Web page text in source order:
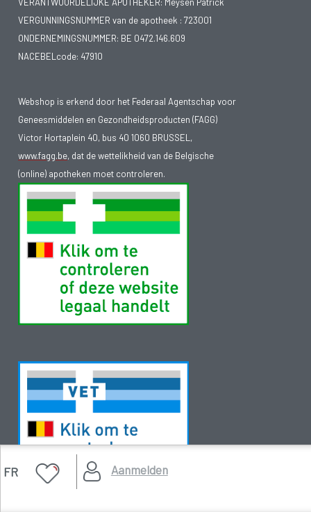
FR Aanmelden
VERGUNNINGSNUMMER van de apotheek : 723001
ONDERNEMINGSNUMMER: BE 0472.146.609
NACEBELcode: 47910
Webshop is erkend door het Federaal Agentschap voor
Geneesmiddelen en Gezondheidsproducten (FAGG)
Victor Hortaplein 40, bus 40 1060 BRUSSEL,
www.fagg.be, dat de wettelikheid van de Belgische
(online) apotheken moet controleren.